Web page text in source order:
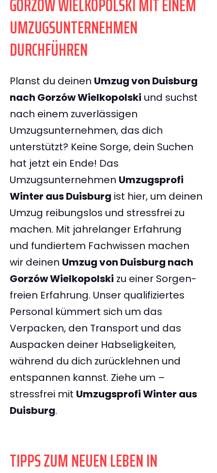
UMZUGSUNTERNEHMEN
DURCHFÜHREN
Planst du deinen Umzug von Duisburg
nach Gorzów Wielkopolski und suchst
nach einem zuverlässigen
Umzugsunternehmen, das dich
unterstützt? Keine Sorge, dein Suchen
hat jetzt ein Ende! Das
Umzugsunternehmen Umzugsprofi
Winter aus Duisburg ist hier, um deinen
Umzug reibungslos und stressfrei zu
machen. Mit jahrelanger Erfahrung
und fundiertem Fachwissen machen
wir deinen Umzug von Duisburg nach
Gorzów Wielkopolski zu einer Sorgen-
freien Erfahrung. Unser qualifiziertes
Personal kümmert sich um das
Verpacken, den Transport und das
Auspacken deiner Habseligkeiten,
während du dich zurücklehnen und
entspannen kannst. Ziehe um –
stressfrei mit Umzugsprofi Winter aus
Duisburg.
TIPPS ZUM NEUEN LEBEN IN